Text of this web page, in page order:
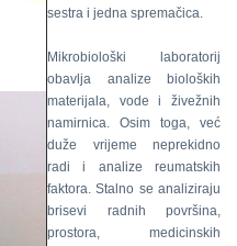
sestra i jedna spremačica.
Mikrobiološki laboratorij
obavlja analize bioloških
materijala, vode i živežnih
namirnica. Osim toga, već
duže vrijeme neprekidno
radi i analize reumatskih
faktora. Stalno se analiziraju
brisevi radnih površina,
prostora, medicinskih